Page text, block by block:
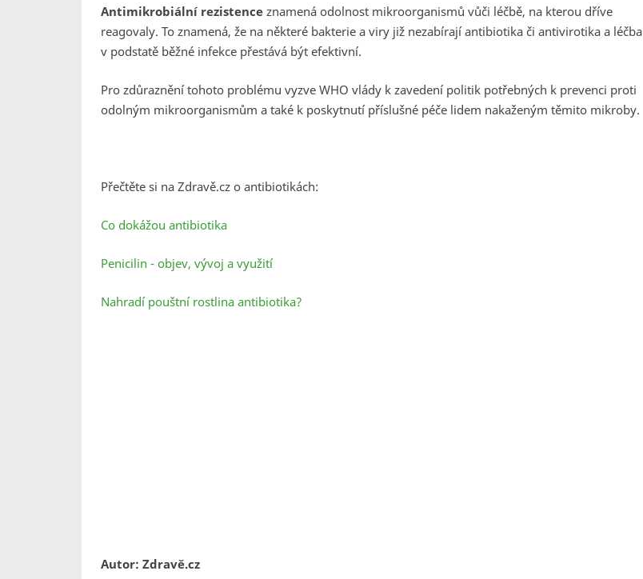
Antimikrobiální rezistence znamená odolnost mikroorganismů vůči léčbě, na kterou dříve
reagovaly. To znamená, že na některé bakterie a viry již nezabírají antibiotika či antivirotika a léčba
v podstatě běžné infekce přestává být efektivní.
Pro zdůraznění tohoto problému vyzve WHO vlády k zavedení politik potřebných k prevenci proti
odolným mikroorganismům a také k poskytnutí příslušné péče lidem nakaženým těmito mikroby.
Přečtěte si na Zdravě.cz o antibiotikách:
Co dokážou antibiotika
Penicilin - objev, vývoj a využití
Nahradí pouštní rostlina antibiotika?
Autor: Zdravě.cz